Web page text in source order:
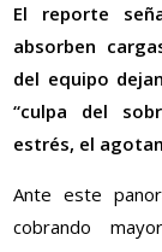
El reporte
absorben
del equipo
“culpa del
estrés, el
Ante este
cobrando